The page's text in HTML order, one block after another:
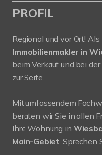
PROFIL
Regional und vor Ort!
Immobilienmakler in
beim Verkauf und bei
zur Seite.
Mit umfassendem
beraten wir Sie in allen
Ihre Wohnung in
Main-Gebiet. Sprechen